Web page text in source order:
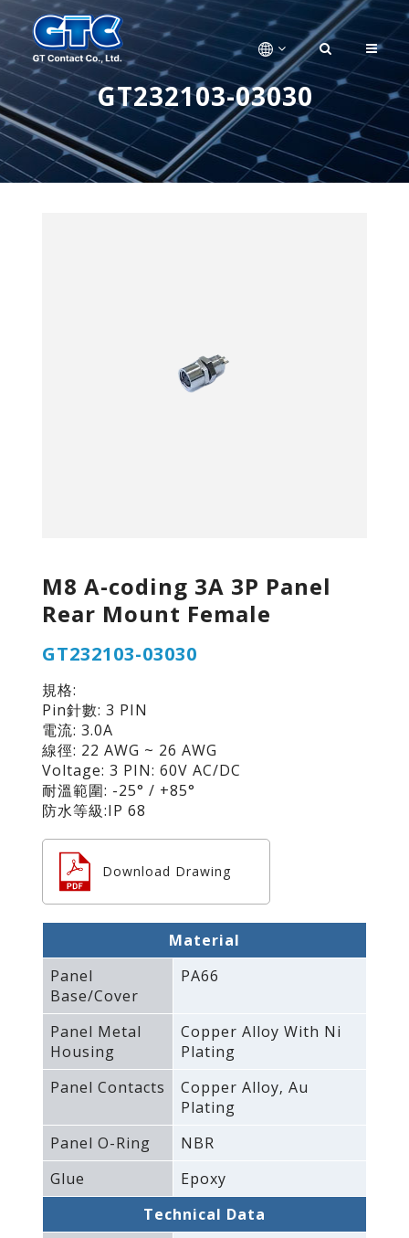
GT232103-03030
M8 A-coding 3A 3P Panel
Rear Mount Female
GT232103-03030
規格:
Pin針數: 3 PIN
電流: 3.0A
線徑: 22 AWG ~ 26 AWG
Voltage: 3 PIN: 60V AC/DC
耐溫範圍: -25° / +85°
防水等級:IP 68
Download Drawing
Material
Panel
Base/Cover
PA66
Panel Metal
Housing
Copper Alloy With Ni
Plating
Panel Contacts
Copper Alloy‚ Au
Plating
Panel O-Ring
NBR
Glue
Epoxy
Technical Data